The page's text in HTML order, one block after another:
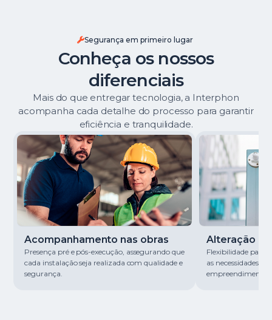
Segurança em primeiro lugar
Conheça os nossos
diferenciais
Mais do que entregar tecnologia, a Interphon
acompanha cada detalhe do processo para garantir
eficiência e tranquilidade.
Acompanhamento nas obras
Presença pré e pós-execução, assegurando que
cada instalação seja realizada com qualidade e
segurança.
Alteração
Flexibilidade para
as necessidades
empreendimento.